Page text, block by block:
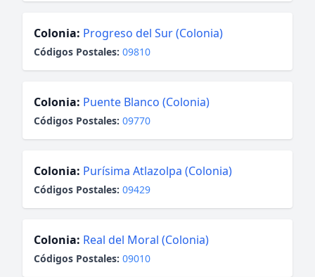
Colonia: Progreso del Sur (Colonia)
Códigos Postales: 09810
Colonia: Puente Blanco (Colonia)
Códigos Postales: 09770
Colonia: Purísima Atlazolpa (Colonia)
Códigos Postales: 09429
Colonia: Real del Moral (Colonia)
Códigos Postales: 09010